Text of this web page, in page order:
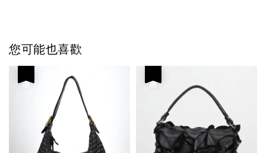
您可能也喜歡